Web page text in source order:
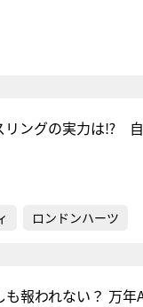
リングの実力は⁉
ロンドンハーツ
報われない？ 万